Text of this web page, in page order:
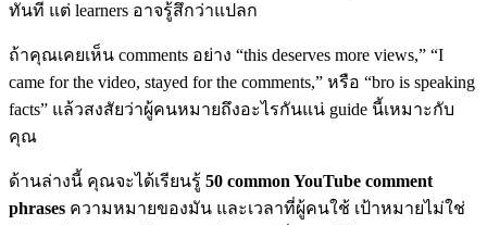
ทันที แต่ learners อาจรู้สึกว่าแปลก
ถ้าคุณเคยเห็น comments อย่าง “this deserves more views,” “I
came for the video, stayed for the comments,” หรือ “bro is speaking
facts” แล้วสงสัยว่าผู้คนหมายถึงอะไรกันแน่ guide นี้เหมาะกับ
คุณ
ด้านล่างนี้ คุณจะได้เรียนรู้ 50 common YouTube comment
phrases ความหมายของมัน และเวลาที่ผู้คนใช้ เป้าหมายไม่ใช่